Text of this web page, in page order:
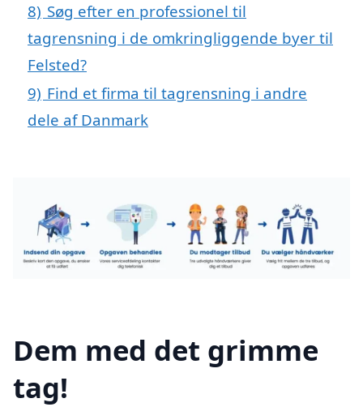
8) Søg efter en professionel til
tagrensning i de omkringliggende byer til
Felsted?
9) Find et firma til tagrensning i andre
dele af Danmark
Dem med det grimme
tag!